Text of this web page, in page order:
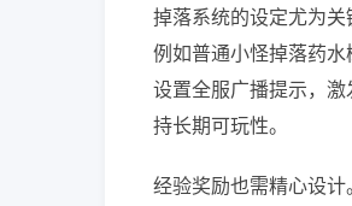
掉落系统的设定尤为关
例如普通小怪掉落药
设置全服广播提示，
持长期可玩性。
经验奖励也需精心设